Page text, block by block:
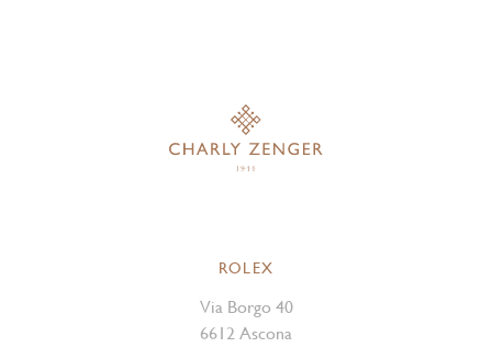
ROLEX
Via Borgo 40
6612 Ascona